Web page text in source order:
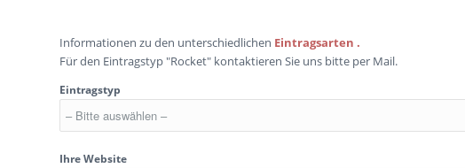
Informationen zu den unterschiedlichen Eintragsarten .
Für den Eintragstyp "Rocket" kontaktieren Sie uns bitte per Mail.
Eintragstyp
Ihre Website